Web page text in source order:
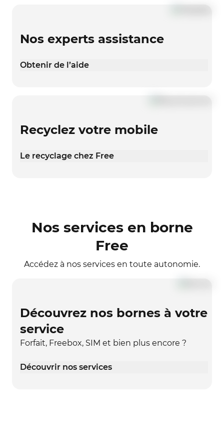
Nos experts assistance
Obtenir de l’aide
Recyclez votre mobile
Le recyclage chez Free
Nos services en borne
Free
Accédez à nos services en toute autonomie.
Découvrez nos bornes à votre
service
Forfait, Freebox, SIM et bien plus encore ?
Découvrir nos services